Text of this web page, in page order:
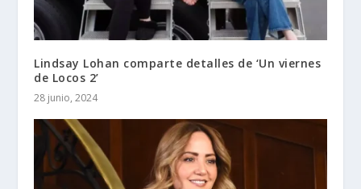
Lindsay Lohan comparte detalles de ‘Un viernes
de Locos 2’
28 junio, 2024